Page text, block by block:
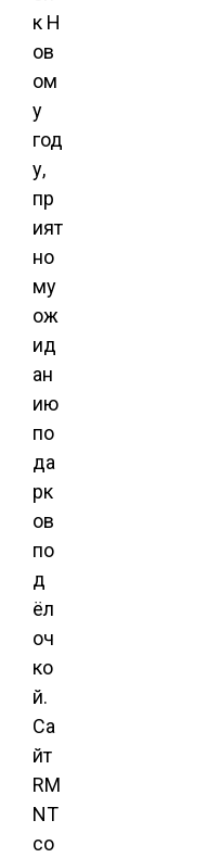
к Н
ов
ом
у
год
у,
пр
ият
но
му
ож
ид
ан
ию
по
да
рк
ов
по
д
ёл
оч
ко
й.
Са
йт
RM
NT
со